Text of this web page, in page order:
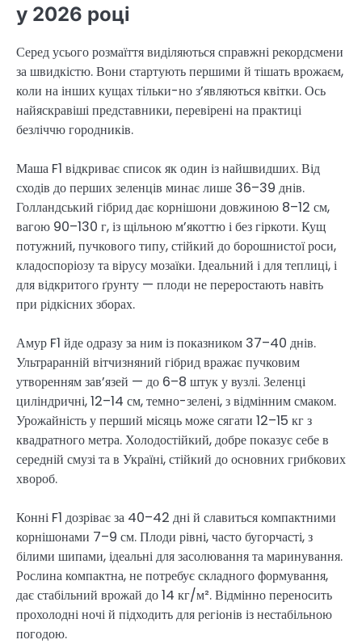
у 2026 році
Серед усього розмаїття виділяються справжні рекордсмени
за швидкістю. Вони стартують першими й тішать врожаєм,
коли на інших кущах тільки-но з’являються квітки. Ось
найяскравіші представники, перевірені на практиці
безліччю городників.
Маша F1 відкриває список як один із найшвидших. Від
сходів до перших зеленців минає лише 36–39 днів.
Голландський гібрид дає корнішони довжиною 8–12 см,
вагою 90–130 г, із щільною м’якоттю і без гіркоти. Кущ
потужний, пучкового типу, стійкий до борошнистої роси,
кладоспоріозу та вірусу мозаїки. Ідеальний і для теплиці, і
для відкритого ґрунту — плоди не переростають навіть
при рідкісних зборах.
Амур F1 йде одразу за ним із показником 37–40 днів.
Ультраранній вітчизняний гібрид вражає пучковим
утворенням зав’язей — до 6–8 штук у вузлі. Зеленці
циліндричні, 12–14 см, темно-зелені, з відмінним смаком.
Урожайність у перший місяць може сягати 12–15 кг з
квадратного метра. Холодостійкий, добре показує себе в
середній смузі та в Україні, стійкий до основних грибкових
хвороб.
Конні F1 дозріває за 40–42 дні й славиться компактними
корнішонами 7–9 см. Плоди рівні, часто бугорчасті, з
білими шипами, ідеальні для засолювання та маринування.
Рослина компактна, не потребує складного формування,
дає стабільний врожай до 14 кг/м². Відмінно переносить
прохолодні ночі й підходить для регіонів із нестабільною
погодою.